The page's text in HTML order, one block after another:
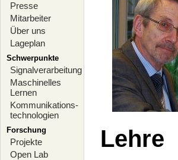
Presse
Mitarbeiter
Über uns
Lageplan
Schwerpunkte
Signalverarbeitung
Maschinelles
Lernen
Kommunikations-
technologien
Forschung
Projekte
Open Lab
Lehre